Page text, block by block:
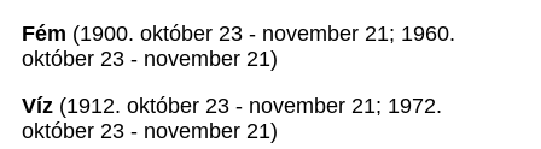
Fém (1900. október 23 - november 21; 1960.
október 23 - november 21)
Víz (1912. október 23 - november 21; 1972.
október 23 - november 21)